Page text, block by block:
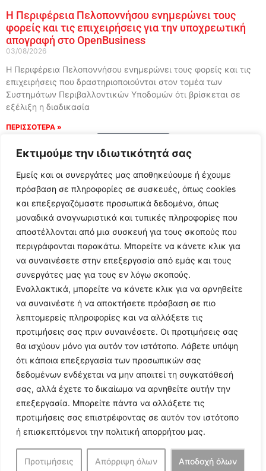
Εκτιμούμε την ιδιωτικότητά σας
Εμείς και οι συνεργάτες μας αποθηκεύουμε ή έχουμε
πρόσβαση σε πληροφορίες σε συσκευές, όπως cookies
και επεξεργαζόμαστε προσωπικά δεδομένα, όπως
μοναδικά αναγνωριστικά και τυπικές πληροφορίες που
αποστέλλονται από μια συσκευή για τους σκοπούς που
περιγράφονται παρακάτω. Μπορείτε να κάνετε κλικ για
να συναινέσετε στην επεξεργασία από εμάς και τους
συνεργάτες μας για τους εν λόγω σκοπούς.
Εναλλακτικά, μπορείτε να κάνετε κλικ για να αρνηθείτε
να συναινέστε ή να αποκτήσετε πρόσβαση σε πιο
λεπτομερείς πληροφορίες και να αλλάξετε τις
προτιμήσεις σας πριν συναινέσετε. Οι προτιμήσεις σας
θα ισχύουν μόνο για αυτόν τον ιστότοπο. Λάβετε υπόψη
ότι κάποια επεξεργασία των προσωπικών σας
δεδομένων ενδέχεται να μην απαιτεί τη συγκατάθεσή
σας, αλλά έχετε το δικαίωμα να αρνηθείτε αυτήν την
επεξεργασία. Μπορείτε πάντα να αλλάξετε τις
προτιμήσεις σας επιστρέφοντας σε αυτόν τον ιστότοπο
ή επισκεπτόμενοι την πολιτική απορρήτου μας.
Προτιμήσεις Απόρριψη όλων Αποδοχή όλων
Η Περιφέρεια Πελοποννήσου ενημερώνει τους
φορείς και τις επιχειρήσεις για την υποχρεωτική
απογραφή στο OpenBusiness
03/08/2026
Η Περιφέρεια Πελοποννήσου ενημερώνει τους φορείς και τις
επιχειρήσεις που δραστηριοποιούνται στον τομέα των
Συστημάτων Περιβαλλοντικών Υποδομών ότι βρίσκεται σε
εξέλιξη η διαδικασία
ΠΕΡΙΣΣΟΤΕΡΑ »
Follow Us
© 2024 All Rights Reserved
Η ιστοσελίδαargolikianaptiksi.grείναι πιστοποιημένη στο
ηλεκτρονικό Μητρώο Ηλεκτρονικού Τύπου της ΓΓ Επικοινωνίας
και Ενημέρωσης (Αριθμός ΜΗΤ242062)